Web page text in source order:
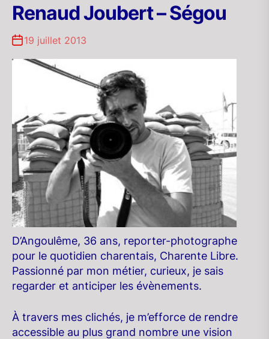
Renaud Joubert – Ségou
19 juillet 2013
D’Angoulême, 36 ans, reporter-photographe
pour le quotidien charentais, Charente Libre.
Passionné par mon métier, curieux, je sais
regarder et anticiper les évènements.
À travers mes clichés, je m’efforce de rendre
accessible au plus grand nombre une vision